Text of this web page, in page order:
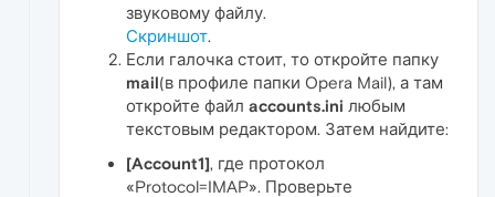
звуковому файлу.
Скриншот.
Если галочка стоит, то откройте папку
mail(в профиле папки Opera Mail), а там
откройте файл accounts.ini любым
текстовым редактором. Затем найдите:
[Account1], где протокол
«Protocol=IMAP». Проверьте